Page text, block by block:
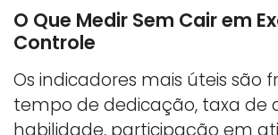
O Que Medir Sem Cair em
Controle
Os indicadores mais úteis são
tempo de dedicação, taxa de